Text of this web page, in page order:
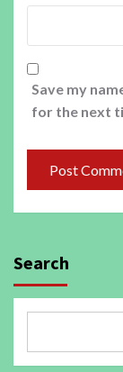
Save my
for the next
Search